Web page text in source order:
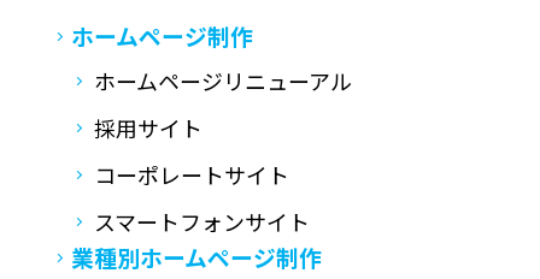
ホームページ制作
ホームページリニューアル
採用サイト
コーポレートサイト
スマートフォンサイト
業種別ホームページ制作